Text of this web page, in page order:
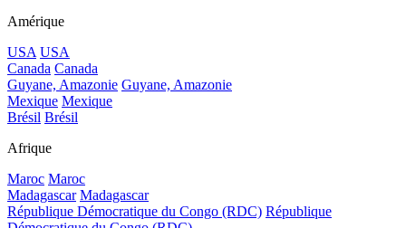
Amérique
USA USA
Canada Canada
Guyane, Amazonie Guyane, Amazonie
Mexique Mexique
Brésil Brésil
Afrique
Maroc Maroc
Madagascar Madagascar
République Démocratique du Congo (RDC) République